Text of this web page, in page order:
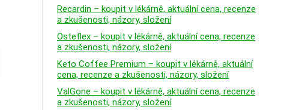
Recardin – koupit v lékárně, aktuální cena, recenze
a zkušenosti, názory, složení
Osteflex – koupit v lékárně, aktuální cena, recenze
a zkušenosti, názory, složení
Keto Coffee Premium – koupit v lékárně, aktuální
cena, recenze a zkušenosti, názory, složení
ValGone – koupit v lékárně, aktuální cena, recenze
a zkušenosti, názory, složení